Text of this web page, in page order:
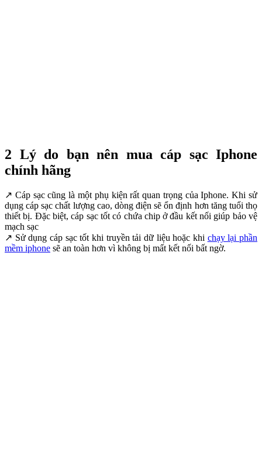
2 Lý do bạn nên mua cáp sạc Iphone
chính hãng
↗ Cáp sạc cũng là một phụ kiện rất quan trọng của Iphone. Khi sử
dụng cáp sạc chất lượng cao, dòng điện sẽ ổn định hơn tăng tuổi thọ
thiết bị. Đặc biệt, cáp sạc tốt có chứa chip ở đầu kết nối giúp bảo vệ
mạch sạc
↗ Sử dụng cáp sạc tốt khi truyền tải dữ liệu hoặc khi chạy lại phần
mềm iphone sẽ an toàn hơn vì không bị mất kết nối bất ngờ.